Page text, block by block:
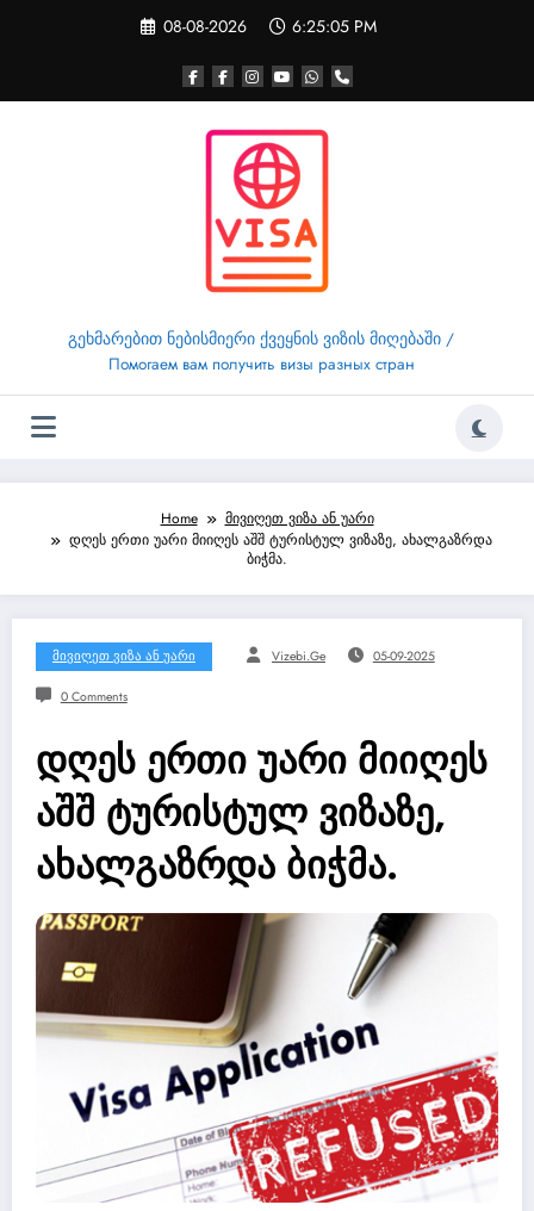
08-08-2026 6:25:05 PM
გეხმარებით ნებისმიერი ქვეყნის ვიზის მიღებაში /
Помогаем вам получить визы разных стран
Home
მივიღეთ ვიზა ან უარი
დღეს ერთი უარი მიიღეს აშშ ტურისტულ ვიზაზე, ახალგაზრდა
ბიჭმა.
Მივიღეთ Ვიზა Ან Უარი Vizebi.ge 05-09-2025
0 Comments
დღეს ერთი უარი მიიღეს
აშშ ტურისტულ ვიზაზე,
ახალგაზრდა ბიჭმა.